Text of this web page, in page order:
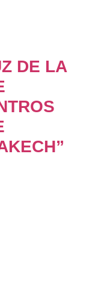
DE LA